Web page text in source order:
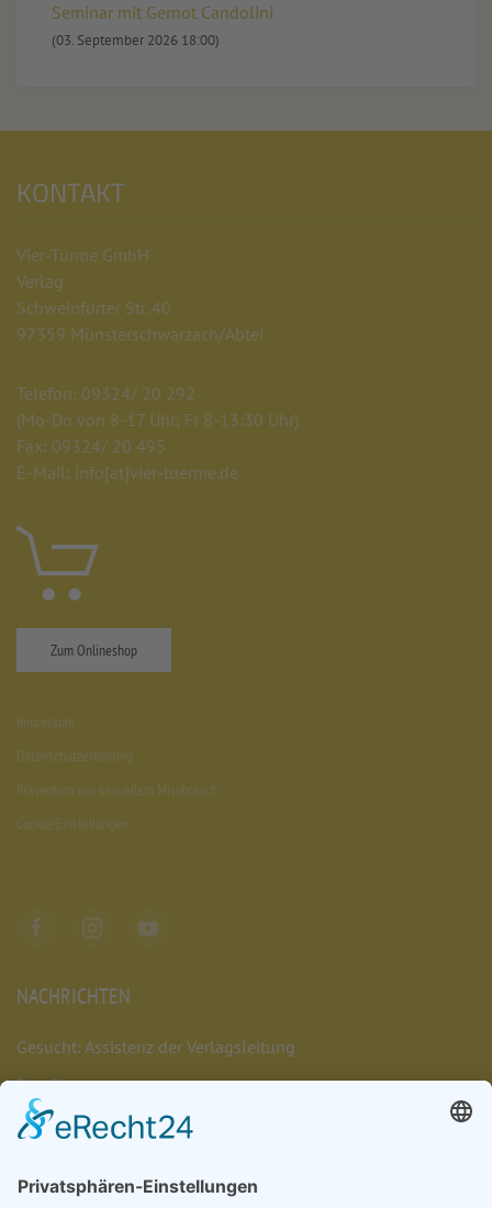
Seminar mit Gernot Candolini
(03. September 2026 18:00)
KONTAKT
Vier-Türme GmbH
Verlag
Schweinfurter Str. 40
97359 Münsterschwarzach/Abtei
Telefon: 09324/ 20 292
(Mo-Do von 8-17 Uhr; Fr 8-13:30 Uhr)
Fax: 09324/ 20 495
E-Mail: info[at]vier-tuerme.de
Zum Onlineshop
Impressum
Datenschutzerklärung
Prävention von sexuellem Missbrauch
Cookie-Einstellungen
NACHRICHTEN
Gesucht: Assistenz der Verlagsleitung
Das Chaos umarmen
Münsterschwarzacher Lesenacht 2026
Das Leben umarmen